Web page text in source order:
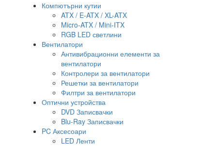
Компютърни кутии
ATX / E-ATX / XL-ATX
Micro-ATX / Mini-ITX
RGB LED светлини
Вентилатори
Антивибрационни елементи за
вентилатори
Контролери за вентилатори
Решетки за вентилатори
Филтри за вентилатори
Оптични устройства
DVD Записвачки
Blu-Ray Записвачки
PC Аксесоари
LED Ленти